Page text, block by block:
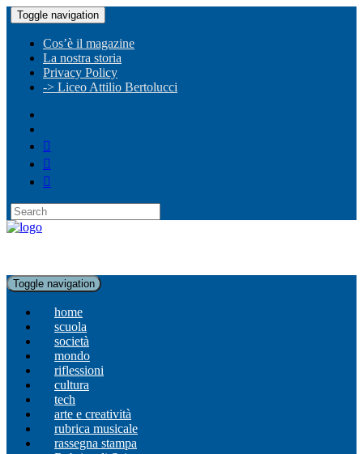
Toggle navigation
Cos’è il magazine
La nostra storia
Privacy Policy
-> Liceo Attilio Bertolucci
Toggle navigation
home
scuola
società
mondo
riflessioni
cultura
tech
arte e creatività
rubrica musicale
rassegna stampa